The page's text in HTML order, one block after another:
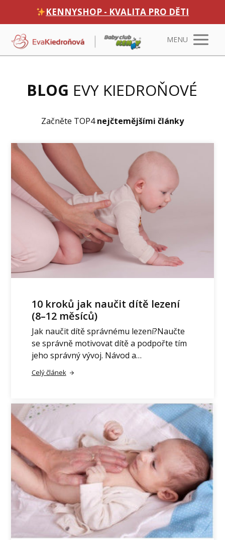
KENNYSHOP - KVALITA PRO DĚTI
MENU
BLOG EVY KIEDROŇOVÉ
Začněte TOP4nejčtemějšími články
10 kroků jak naučit dítě lezení
(8–12 měsíců)
Jak naučit dítě správnému lezení?Naučte
se správně motivovat dítě a podpořte tím
jeho správný vývoj. Návod a…
Celý článek